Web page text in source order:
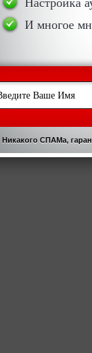
И многое
Никакого СПАМа,